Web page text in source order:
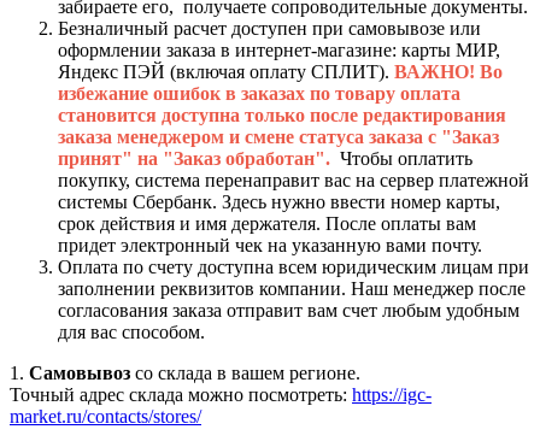
забираете его, получаете сопроводительные документы.
Безналичный расчет доступен при самовывозе или
оформлении заказа в интернет-магазине: карты МИР,
Яндекс ПЭЙ (включая оплату СПЛИТ). ВАЖНО! Во
избежание ошибок в заказах по товару оплата
становится доступна только после редактирования
заказа менеджером и смене статуса заказа с "Заказ
принят" на "Заказ обработан". Чтобы оплатить
покупку, система перенаправит вас на сервер платежной
системы Сбербанк. Здесь нужно ввести номер карты,
срок действия и имя держателя. После оплаты вам
придет электронный чек на указанную вами почту.
Оплата по счету доступна всем юридическим лицам при
заполнении реквизитов компании. Наш менеджер после
согласования заказа отправит вам счет любым удобным
для вас способом.
1. Самовывоз со склада в вашем регионе.
Точный адрес склада можно посмотреть: https://igc-
market.ru/contacts/stores/